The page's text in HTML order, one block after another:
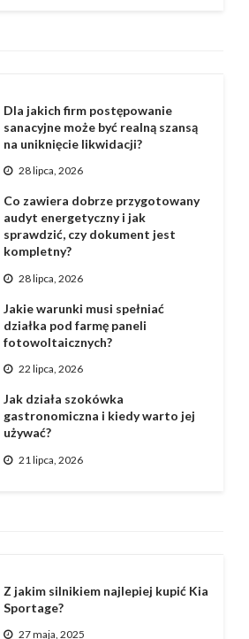
Dla jakich firm postępowanie
sanacyjne może być realną szansą
na uniknięcie likwidacji?
28 lipca, 2026
Co zawiera dobrze przygotowany
audyt energetyczny i jak
sprawdzić, czy dokument jest
kompletny?
28 lipca, 2026
Jakie warunki musi spełniać
działka pod farmę paneli
fotowoltaicznych?
22 lipca, 2026
Jak działa szokówka
gastronomiczna i kiedy warto jej
używać?
21 lipca, 2026
Z jakim silnikiem najlepiej kupić Kia
Sportage?
27 maja, 2025